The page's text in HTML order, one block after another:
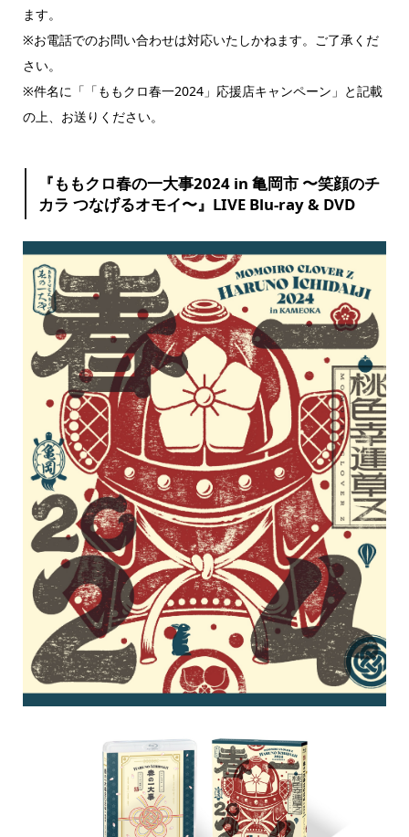
ます。
※お電話でのお問い合わせは対応いたしかねます。ご了承くだ
さい。
※件名に「「ももクロ春一2024」応援店キャンペーン」と記載
の上、お送りください。
『ももクロ春の一大事2024 in 亀岡市 〜笑顔のチ
カラ つなげるオモイ〜』LIVE Blu-ray & DVD